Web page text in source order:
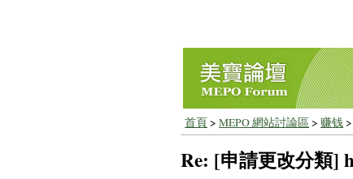
首頁> MEPO 網站討論區> 赚钱>
Re: [申請更改分類]